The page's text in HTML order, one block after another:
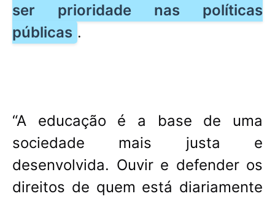
ser prioridade nas políticas
públicas .
“A educação é a base de uma
sociedade mais justa e
desenvolvida. Ouvir e defender os
direitos de quem está diariamente